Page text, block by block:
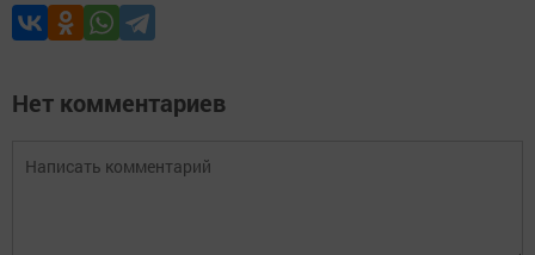
Нет комментариев